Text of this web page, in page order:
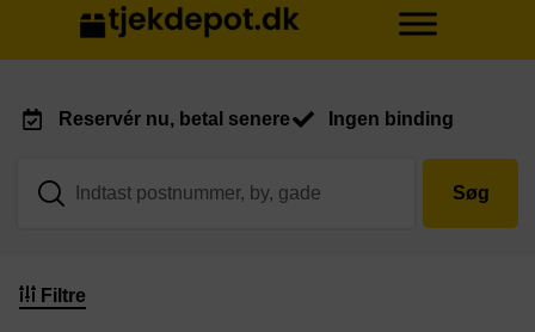
Reservér nu, betal senere Ingen binding
Søg
Filtre